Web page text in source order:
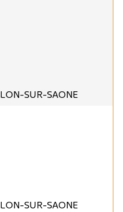
SUR-SAONE
SUR-SAONE